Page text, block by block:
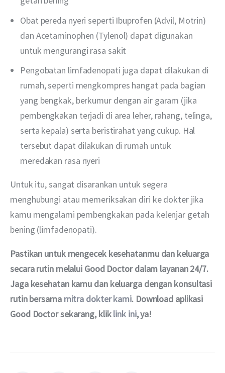
Obat pereda nyeri seperti Ibuprofen (Advil, Motrin)
dan Acetaminophen (Tylenol) dapat digunakan
untuk mengurangi rasa sakit
Pengobatan limfadenopati juga dapat dilakukan di
rumah, seperti mengkompres hangat pada bagian
yang bengkak, berkumur dengan air garam (jika
pembengkakan terjadi di area leher, rahang, telinga,
serta kepala) serta beristirahat yang cukup. Hal
tersebut dapat dilakukan di rumah untuk
meredakan rasa nyeri
Untuk itu, sangat disarankan untuk segera
menghubungi atau memeriksakan diri ke dokter jika
kamu mengalami pembengkakan pada kelenjar getah
bening (limfadenopati).
Pastikan untuk mengecek kesehatanmu dan keluarga
secara rutin melalui Good Doctor dalam layanan 24/7.
Jaga kesehatan kamu dan keluarga dengan konsultasi
rutin bersama mitra dokter kami. Download aplikasi
Good Doctor sekarang, klik link ini, ya!